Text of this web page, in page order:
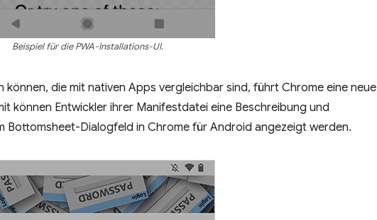
Beispiel für die PWA-Installations-UI.
die mit nativen Apps vergleichbar sind, führt Chrome eine neue
können Entwickler ihrer Manifestdatei eine Beschreibung und
Bottomsheet-Dialogfeld in Chrome für Android angezeigt werden.